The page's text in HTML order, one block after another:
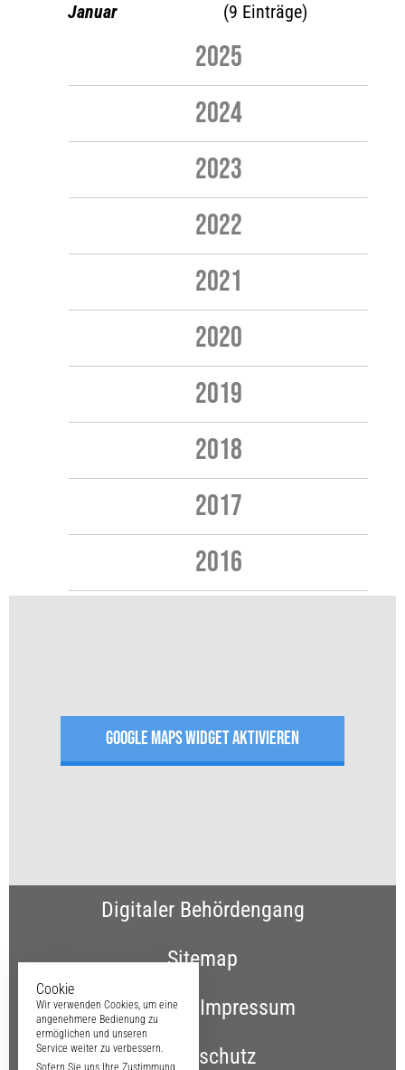
Januar
(9 Einträge)
2025
2024
2023
2022
2021
2020
2019
2018
2017
2016
GOOGLE MAPS WIDGET AKTIVIEREN
Digitaler Behördengang
Sitemap
Kontakt & Impressum
Datenschutz
Cookie
Wir verwenden Cookies, um eine
angenehmere Bedienung zu
ermöglichen und unseren
Service weiter zu verbessern.
Sofern Sie uns Ihre Zustimmung